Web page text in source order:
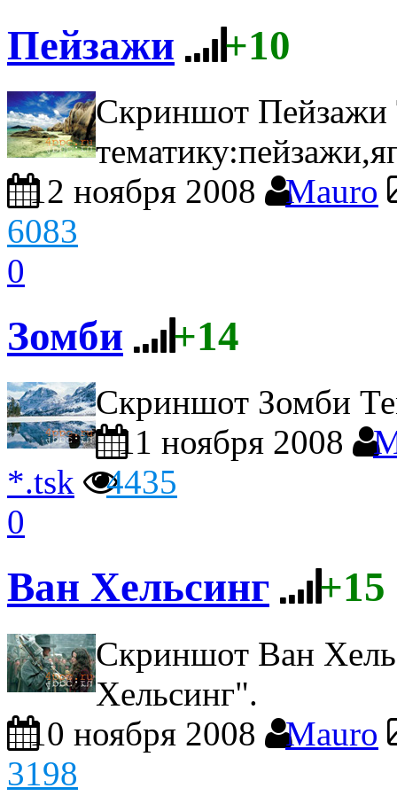
Пейзажи +10
Скриншот Пейзажи
12 ноября 2008
Mauro
6083
0
Зомби +14
Скриншот Зомби
11 ноября 2008
*.tsk
4435
0
Ван Хельсинг +15
Скриншот Ван
Хельсинг".
10 ноября 2008
Mauro
3198